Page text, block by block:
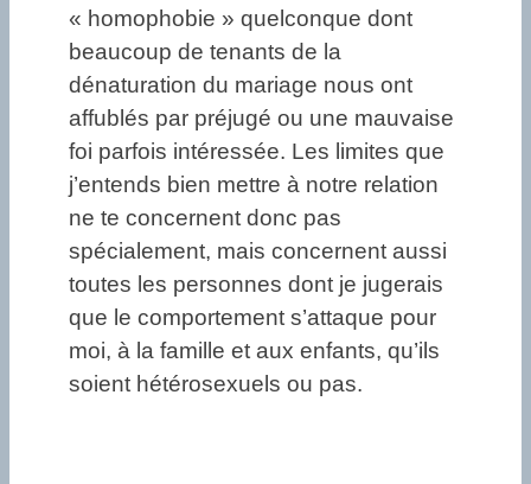
« homophobie » quelconque dont
beaucoup de tenants de la
dénaturation du mariage nous ont
affublés par préjugé ou une mauvaise
foi parfois intéressée. Les limites que
j’entends bien mettre à notre relation
ne te concernent donc pas
spécialement, mais concernent aussi
toutes les personnes dont je jugerais
que le comportement s’attaque pour
moi, à la famille et aux enfants, qu’ils
soient hétérosexuels ou pas.